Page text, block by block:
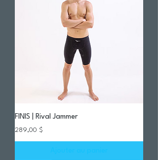
FINIS | Rival Jammer
Prix
289,00 $